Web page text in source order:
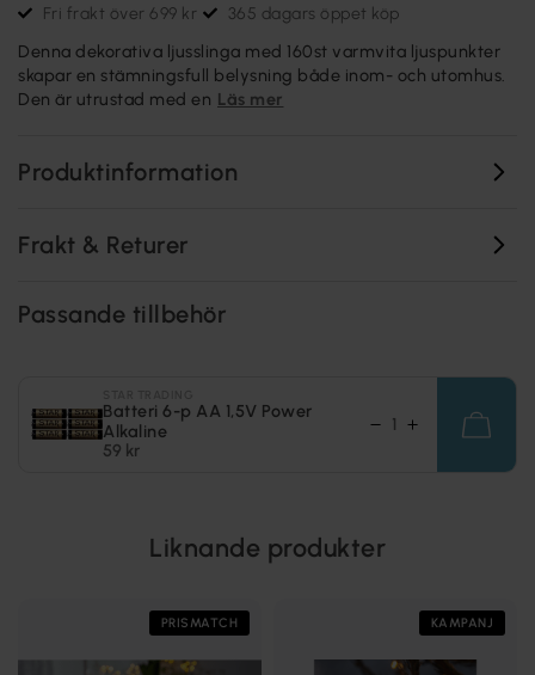
Fri frakt över 699 kr 365 dagars öppet köp
Denna dekorativa ljusslinga med 160st varmvita ljuspunkter
skapar en stämningsfull belysning både inom- och utomhus.
Den är utrustad med en Läs mer
Produktinformation
Frakt & Returer
Passande tillbehör
Batteri 6-p AA 1,5V Power
Alkaline
59 kr
Liknande produkter
PRISMATCH KAMPANJ